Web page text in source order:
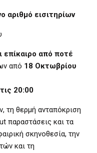
αριθμό εισιτηρίων
επίκαιρο από ποτέ
από 18 Οκτωβρίου
20:00
τη θερμή ανταπόκριση
παραστάσεις και τα
σκηνοθεσία, την
και τη